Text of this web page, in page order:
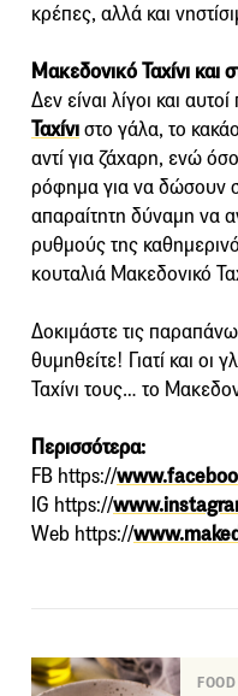
κρέπες, αλλά και
Μακεδονικό Ταχίνι και
Δεν είναι λίγοι και
Ταχίνιστο γάλα, το
αντί για ζάχαρη, ενώ
ρόφημα για να δώσουν
απαραίτητη δύναμη να
ρυθμούς της
κουταλιά Μακεδονικό
Δοκιμάστε τις
θυμηθείτε! Γιατί και οι
Ταχίνι τους… το
Περισσότερα:
FB https://
IG https://
Web https://